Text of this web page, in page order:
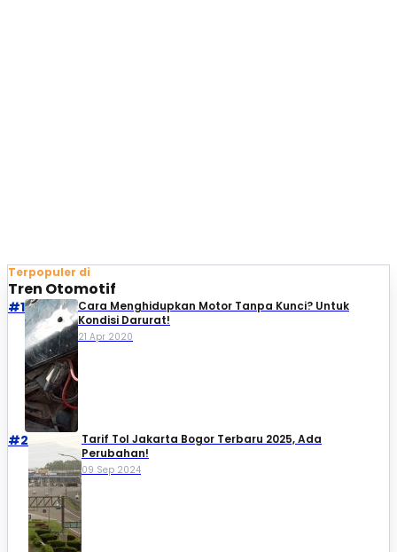
Terpopuler di
Tren Otomotif
#1
Cara Menghidupkan Motor Tanpa Kunci? Untuk
Kondisi Darurat!
21 Apr 2020
#2
Tarif Tol Jakarta Bogor Terbaru 2025, Ada
Perubahan!
09 Sep 2024